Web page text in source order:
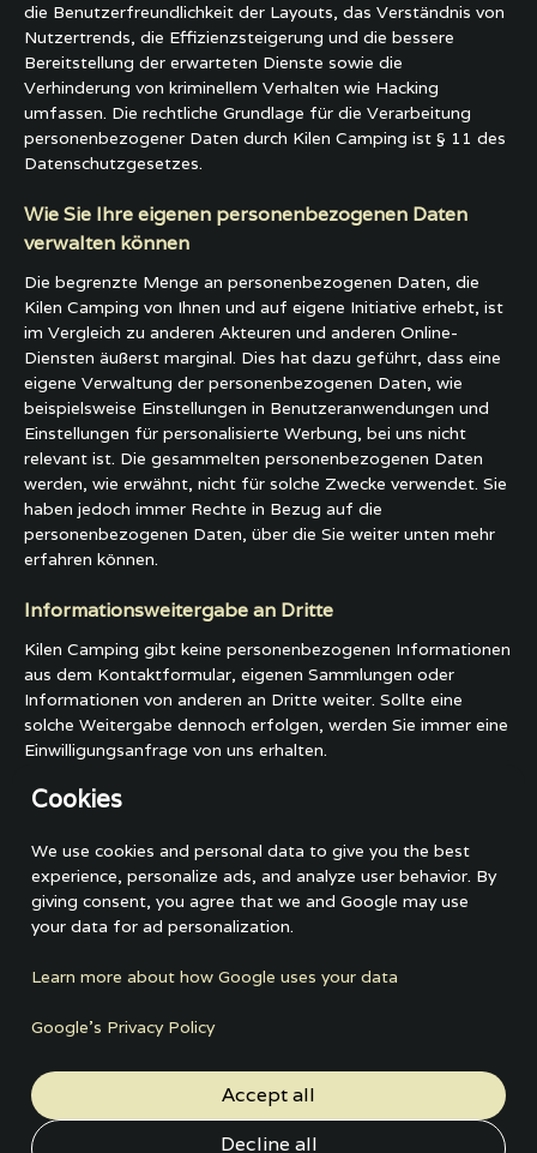
Cookies
We use cookies and personal data to give you the best
experience, personalize ads, and analyze user behavior. By
giving consent, you agree that we and Google may use
your data for ad personalization.
Learn more about how Google uses your data
Google’s Privacy Policy
Decline all
Accept all
die Benutzerfreundlichkeit der Layouts, das Verständnis von
Nutzertrends, die Effizienzsteigerung und die bessere
Bereitstellung der erwarteten Dienste sowie die
Verhinderung von kriminellem Verhalten wie Hacking
umfassen. Die rechtliche Grundlage für die Verarbeitung
personenbezogener Daten durch Kilen Camping ist § 11 des
Datenschutzgesetzes.
Wie Sie Ihre eigenen personenbezogenen Daten
verwalten können
Die begrenzte Menge an personenbezogenen Daten, die
Kilen Camping von Ihnen und auf eigene Initiative erhebt, ist
im Vergleich zu anderen Akteuren und anderen Online-
Diensten äußerst marginal. Dies hat dazu geführt, dass eine
eigene Verwaltung der personenbezogenen Daten, wie
beispielsweise Einstellungen in Benutzeranwendungen und
Einstellungen für personalisierte Werbung, bei uns nicht
relevant ist. Die gesammelten personenbezogenen Daten
werden, wie erwähnt, nicht für solche Zwecke verwendet. Sie
haben jedoch immer Rechte in Bezug auf die
personenbezogenen Daten, über die Sie weiter unten mehr
erfahren können.
Informationsweitergabe an Dritte
Kilen Camping gibt keine personenbezogenen Informationen
aus dem Kontaktformular, eigenen Sammlungen oder
Informationen von anderen an Dritte weiter. Sollte eine
solche Weitergabe dennoch erfolgen, werden Sie immer eine
Einwilligungsanfrage von uns erhalten.
Sichere Archivierung, Löschung und interne
Entsprechend § 13 des Datenschutzgesetzes werden alle
personenbezogenen Daten, die Kilen Camping erhält, auf
einer sicheren E-Mail oder einem Server archiviert, solange
besteht. Bei Beendigung des Arbeitsverhältnisses werden alle
von 2 Jahren gelöscht. Kilen Camping hat eine interne
nach Zielen und rechtlichen Standards durchgeführt wird.
Rechte